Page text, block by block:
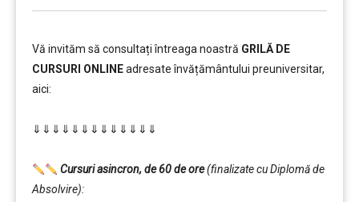
Vă invităm să consultați întreaga noastră GRILĂ DE
CURSURI ONLINEadresate învățământului preuniversitar,
aici:
⇓⇓⇓⇓⇓⇓⇓⇓⇓⇓⇓⇓⇓
Cursuri asincron, de 60 de ore(finalizate cu Diplomă de
Absolvire):